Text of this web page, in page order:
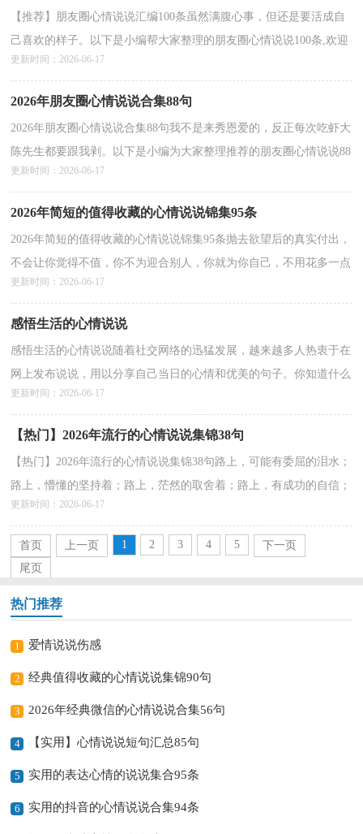
【推荐】朋友圈心情说说汇编100条虽然满腹心事，但还是要活成自
己喜欢的样子。以下是小编帮大家整理的朋友圈心情说说100条,欢迎
阅读与收藏。1、进入，拥有了，交织着毕生美好的回...
更新时间：2026-06-17
2026年朋友圈心情说说合集88句
2026年朋友圈心情说说合集88句我不是来秀恩爱的，反正每次吃虾大
陈先生都要跟我剥。以下是小编为大家整理推荐的朋友圈心情说说88
句,希望对大家有所帮助。1、[我真的好想你，但...
更新时间：2026-06-17
2026年简短的值得收藏的心情说说锦集95条
2026年简短的值得收藏的心情说说锦集95条抛去欲望后的真实付出，
不会让你觉得不值，你不为迎合别人，你就为你自己，不用花多一点
心思考虑收获，这样就很好。路人，老人，本人，都刻画出轮廓...
更新时间：2026-06-17
感悟生活的心情说说
感悟生活的心情说说随着社交网络的迅猛发展，越来越多人热衷于在
网上发布说说，用以分享自己当日的心情和优美的句子。你知道什么
样的说说才是特别的吗？以下是小编为大家收集的感...
更新时间：2026-06-17
【热门】2026年流行的心情说说集锦38句
【热门】2026年流行的心情说说集锦38句路上，可能有委屈的泪水；
路上，懵懂的坚持着；路上，茫然的取舍着；路上，有成功的自信；
路上，有失败的警醒。生命的丰盈缘于我们心的慈悲，生活美好缘
于...详情>>
更新时间：2026-06-17
首页 上一页 1 2 3 4 5
下一页
尾页
热门推荐
1 爱情说说伤感
2 经典值得收藏的心情说说集锦90句
3 2026年经典微信的心情说说合集56句
4 【实用】心情说说短句汇总85句
5 实用的表达心情的说说集合95条
6 实用的抖音的心情说说合集94条